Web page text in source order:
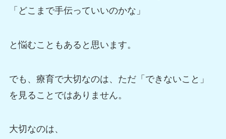
「どこまで手伝っていいのかな」
と悩むこともあると思います。
でも、療育で大切なのは、ただ「できないこと」
を見ることではありません。
大切なのは、